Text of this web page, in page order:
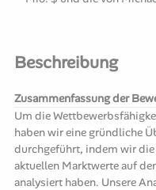
Beschreibung
Zusammenfassung der
Um die
haben wir eine gründliche
durchgeführt, indem wir
aktuellen Marktwerte auf
analysiert haben. Unsere